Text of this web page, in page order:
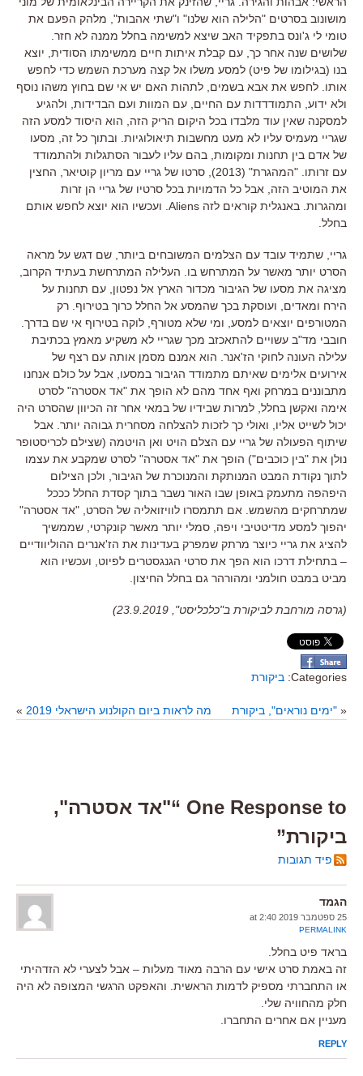
מושונוב בסרטים "הלילה הוא שלנו" ו"שתי אהבות", מלהק הפעם את
טומי לי ג'ונס בתפקיד האב שיצא למשימה בחלל ממנה לא חזר.
שלושים שנה אחר כך, עם קבלת איתות חיים ממשימתו הסודית, יוצא
בנו (בגילומו של פיט) למסע משלו אל קצה מערכת השמש כדי לחפש
אותו. לחפש את אבא בשמים, לתהות האם יש אי שם בחוץ משהו נוסף
ולא ידוע, התמודדדות עם החיים, עם המוות ועם הבדידות, ולהגיע
למסקנה שאין עוד מלבדו בכל היקום הריק הזה, הוא היסוד למסע הזה
שגריי מעמיס עליו לא מעט מחשבות תיאולוגיות. ובתוך כל זה, מסעו
של אדם בין תחנות ומקומות, בהם עליו לעבור הסתגלות ולהתמודד
עם זרותו. "המהגרת" (2013), סרטו של גריי עם מריון קוטיאר, החצין
את המוטיב הזה, אבל כל הדמויות בכל סרטיו של גריי הן זרות
ומהגרות. באנגלית קוראים לזה Aliens. ועכשיו הוא יוצא לחפש אותם
בחלל.
גריי, שתמיד עובד עם הצלמים המשובחים ביותר, שם דגש על מראה
הסרט יותר מאשר על המתרחש בו. העלילה המתרחשת בעתיד הקרוב,
מציגה את מסעו של הגיבור מכדור הארץ אל נפטון, עם תחנות על
הירח ומאדים, ועוסקת בכך שהמסע אל החלל כרוך בטירוף. רק
המטורפים יוצאים למסע, ומי שלא מטורף, לוקה בטירוף אי שם בדרך.
חובבי מד"ב עשויים להתאכזב מכך שגריי לא משקיע מאמץ בכתיבת
עלילה העונה לחוקי הז'אנר. הוא אמנם מסמן אותה עם רצף של
אירועים אלימים שאיתם מתמודד הגיבור במסעו, אבל על כולם אנחנו
מתבוננים במרחק ואף אחד מהם לא הופך את "אד אסטרה" לסרט
אימה ואקשן בחלל, למרות שבידיו של במאי אחר זה הכיוון שהסרט היה
יכול לשייט אליו, ואולי כך לזכות להצלחה מסחרית גבוהה יותר. אבל
שיתוף הפעולה של גריי עם הצלם הויט ואן הויטמה (שצילם לכריסטופר
נולן את "בין כוכבים") הופך את "אד אסטרה" לסרט שמקבע את עצמו
לתוך נקודת המבט המנותקת והמנוכרת של הגיבור, ולכן הצילום
היפהפה מתעמק באופן שבו האור נשבר בתוך קסדת החלל כככל
שמתרחקים מהשמש. אם תתמסרו לוויזואליה של הסרט, "אד אסטרה"
יהפוך למסע מדיטטיבי ויפה, סמלי יותר מאשר קונקרטי, שממשיך
להציג את גריי כיוצר מרתק שמפרק בעדינות את הז'אנרים ההוליוודיים
– בתחילת דרכו הוא הפך את סרטי הגנגסטרים לפיוט, ועכשיו הוא
מביט במבט חולמני ומהורהר גם בחלל החיצון.
(גרסה מורחבת לביקורת ב"כלכליסט", 23.9.2019)
Categories: ביקורת
« "ימים נוראים", ביקורת מה לראות ביום הקולנוע הישראלי 2019 »
One Response to “"אד אסטרה",
ביקורת”
פיד תגובות
הגמד
25 ספטמבר 2019 at 2:40
PERMALINK
בראד פיט בחלל.
זה באמת סרט אישי עם הרבה מאוד מעלות – אבל לצערי לא הזדהיתי
או התחברתי מספיק לדמות הראשית. והאפקט הרגשי המצופה לא היה
חלק מהחוויה שלי.
מעניין אם אחרים התחברו.
REPLY